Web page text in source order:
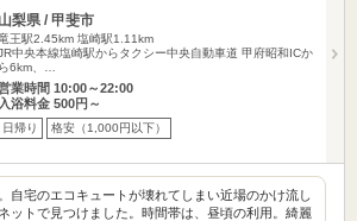
山梨県 / 甲斐市
王駅2.45km 塩崎駅1.11km
中央本線塩崎駅からタクシー中央自動車道 甲府昭和ICか
ら6km、…
業時間 10:00～22:00
入浴料金 500円～
日帰り 格安（1,000円以下）
自宅のエコキュートが壊れてしまい近場のかけ流し
ットで見つけました。時間帯は、昼頃の利用。綺麗